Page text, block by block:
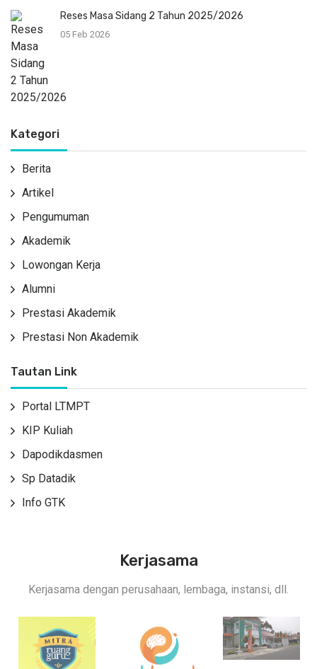
Reses Masa Sidang 2 Tahun 2025/2026
05 Feb 2026
Kategori
Berita
Artikel
Pengumuman
Akademik
Lowongan Kerja
Alumni
Prestasi Akademik
Prestasi Non Akademik
Tautan Link
Portal LTMPT
KIP Kuliah
Dapodikdasmen
Sp Datadik
Info GTK
Kerjasama
Kerjasama dengan perusahaan, lembaga, instansi, dll.